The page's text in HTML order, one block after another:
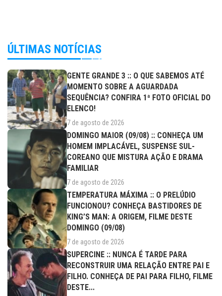
ÚLTIMAS NOTÍCIAS
GENTE GRANDE 3 :: O QUE SABEMOS ATÉ
MOMENTO SOBRE A AGUARDADA
SEQUÊNCIA? CONFIRA 1ª FOTO OFICIAL DO
ELENCO!
7 de agosto de 2026
DOMINGO MAIOR (09/08) :: CONHEÇA UM
HOMEM IMPLACÁVEL, SUSPENSE SUL-
COREANO QUE MISTURA AÇÃO E DRAMA
FAMILIAR
7 de agosto de 2026
TEMPERATURA MÁXIMA :: O PRELÚDIO
FUNCIONOU? CONHEÇA BASTIDORES DE
KING’S MAN: A ORIGEM, FILME DESTE
DOMINGO (09/08)
7 de agosto de 2026
SUPERCINE :: NUNCA É TARDE PARA
RECONSTRUIR UMA RELAÇÃO ENTRE PAI E
FILHO. CONHEÇA DE PAI PARA FILHO, FILME
DESTE...